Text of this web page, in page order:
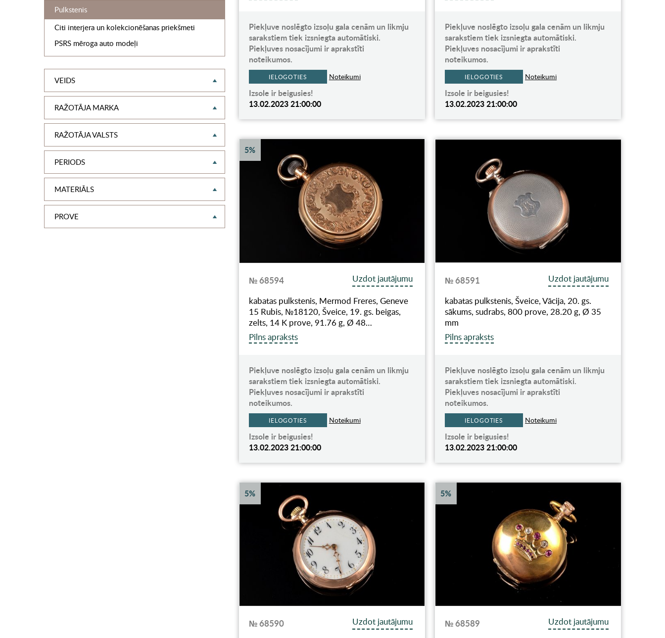
Pulkstenis
Citi interjera un kolekcionēšanas priekšmeti
PSRS mēroga auto modeļi
VEIDS
RAŽOTĀJA MARKA
RAŽOTĀJA VALSTS
PERIODS
MATERIĀLS
PROVE
Piekļuve noslēgto izsoļu gala cenām un likmju
sarakstiem tiek izsniegta automātiski.
Piekļuves nosacījumi ir aprakstīti
noteikumos.
IELOGOTIES Noteikumi
Izsole ir beigusies!
13.02.2023 21:00:00
Piekļuve noslēgto izsoļu gala cenām un likmju
sarakstiem tiek izsniegta automātiski.
Piekļuves nosacījumi ir aprakstīti
noteikumos.
IELOGOTIES Noteikumi
Izsole ir beigusies!
13.02.2023 21:00:00
5%
№ 68594
Uzdot jautājumu
kabatas pulkstenis, Mermod Freres, Geneve
15 Rubis, №18120, Šveice, 19. gs. beigas,
zelts, 14 K prove, 91.76 g, Ø 48…
Pilns apraksts
Piekļuve noslēgto izsoļu gala cenām un likmju
sarakstiem tiek izsniegta automātiski.
Piekļuves nosacījumi ir aprakstīti
noteikumos.
IELOGOTIES Noteikumi
Izsole ir beigusies!
13.02.2023 21:00:00
№ 68591
Uzdot jautājumu
kabatas pulkstenis, Šveice, Vācija, 20. gs.
sākums, sudrabs, 800 prove, 28.20 g, Ø 35
mm
Pilns apraksts
Piekļuve noslēgto izsoļu gala cenām un likmju
sarakstiem tiek izsniegta automātiski.
Piekļuves nosacījumi ir aprakstīti
noteikumos.
IELOGOTIES Noteikumi
Izsole ir beigusies!
13.02.2023 21:00:00
5%
№ 68590
Uzdot jautājumu
5%
№ 68589
Uzdot jautājumu